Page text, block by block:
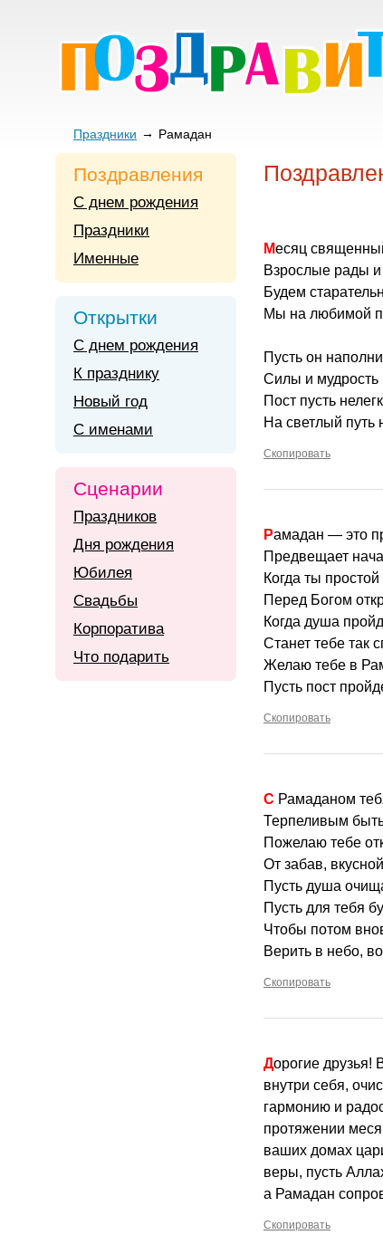
Праздники Рамадан
Месяц
Взрослые рады и
Будем
Мы на любимой
Пусть он
Силы и мудрость
Пост пусть
На светлый путь
Скопировать
Рамадан — это
Предвещает
Когда ты
Перед Богом
Когда душа
Станет тебе так
Желаю тебе в
Пусть пост
Скопировать
С Рамаданом
Терпеливым
Пожелаю тебе
От забав,
Пусть душа
Пусть для тебя
Чтобы потом
Верить в небо,
Скопировать
Дорогие друзья! В преддверии чудесного праздника Рамадана хочется пожелать вам найти истину
внутри себя,
гармонию и
протяжении
ваших домах
веры, пусть
а Рамадан
Скопировать
Поздравления
С днем рождения
Праздники
Именные
Открытки
С днем рождения
К празднику
Новый год
С именами
Сценарии
Праздников
Дня рождения
Юбилея
Свадьбы
Корпоратива
Что подарить